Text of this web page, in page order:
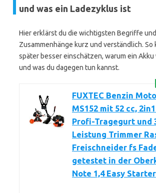
und was ein Ladezyklus ist
Hier erklärst du die wichtigsten Begriffe und
Zusammenhänge kurz und verständlich. So
später besser einschätzen, warum ein
und was du dagegen tun kannst.
FUXTEC Benzin
MS152 mit 52 cc,
Profi-Tragegurt und
Leistung Trimmer
Freischneider fs
getestet in der
Note 1,4 Easy Starter